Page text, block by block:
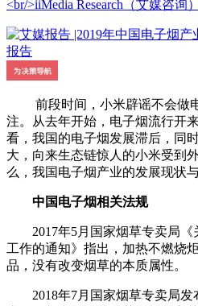
<br/>iiMedia Research（艾媒咨询
前段时间，小米辟谣不会做
注。从去年开始，电子烟流行开
看，我国的电子烟发展滞后，同
大，向来生态链惊人的小米受到
么，我国电子烟产业的发展现状
中国电子烟相关法规
2017年5月国家烟草专卖局《
工作的通知》指出，加热不燃烧
品，没有改变烟草的本质属性。
2018年7月国家烟草专卖局发